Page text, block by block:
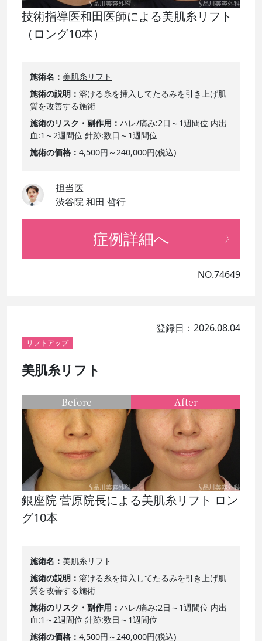
技術指導医和田医師による美肌糸リフト
（ロング10本）
施術名
美肌糸リフト
施術の説明
溶ける糸を挿入してたるみを引き上げ肌
質を改善する施術
施術のリスク・副作用
ハレ/痛み:2日～1週間位 内出
血:1～2週間位 針跡:数日～1週間位
施術の価格
4,500円～240,000円(税込)
担当医
渋谷院 和田 哲行
症例詳細へ
NO.74649
登録日：2026.08.04
リフトアップ
美肌糸リフト
銀座院 菅原院長による美肌糸リフト ロン
グ10本
施術名
美肌糸リフト
施術の説明
溶ける糸を挿入してたるみを引き上げ肌
質を改善する施術
施術のリスク・副作用
ハレ/痛み:2日～1週間位 内出
血:1～2週間位 針跡:数日～1週間位
施術の価格
4,500円～240,000円(税込)
Before After